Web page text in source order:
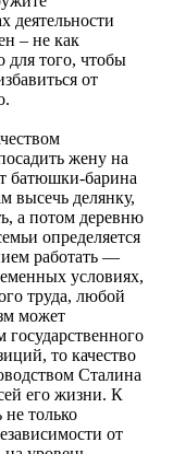
деятельности
– не как
для того, чтобы
от
жену на
батюшки-барина
высечь делянку,
а потом деревню
определяется
работать —
условиях,
труда, любой
может
государственного
то качество
Сталина
его жизни. К
только
от